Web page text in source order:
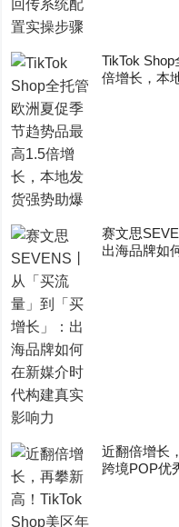
TikTok
倍增长，本
赛文思
出海品牌如
近翻倍增长
跨境POP优